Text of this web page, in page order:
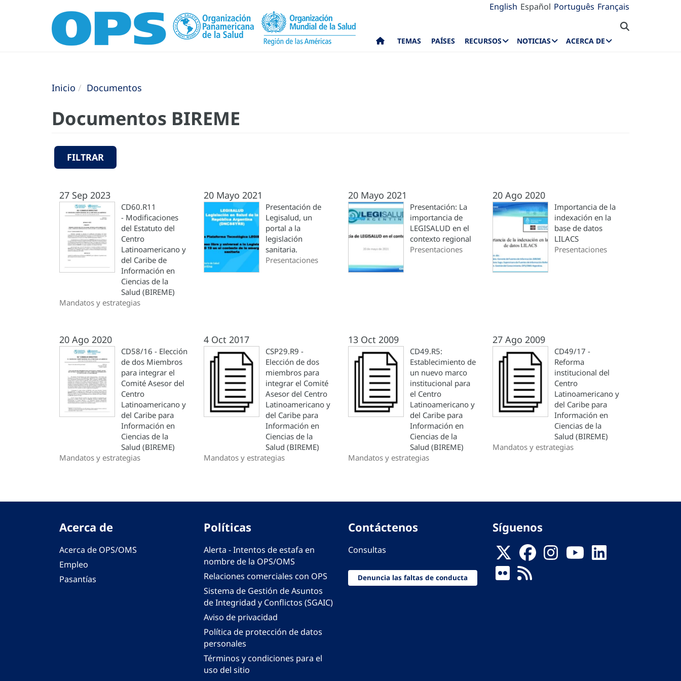
English Español Português Français
TEMAS PAÍSES RECURSOS NOTICIAS ACERCA DE
Inicio Documentos
Documentos BIREME
FILTRAR
27 Sep 2023
CD60.R11
- Modificaciones
del Estatuto del
Centro
Latinoamericano y
del Caribe de
Información en
Ciencias de la
Salud (BIREME)
Mandatos y estrategias
20 Mayo 2021
Presentación de
Legisalud, un
portal a la
legislación
sanitaria.
Presentaciones
20 Mayo 2021
Presentación: La
importancia de
LEGISALUD en el
contexto regional
Presentaciones
20 Ago 2020
Importancia de la
indexación en la
base de datos
LILACS
Presentaciones
20 Ago 2020
CD58/16 - Elección
de dos Miembros
para integrar el
Comité Asesor del
Centro
Latinoamericano y
del Caribe para
Información en
Ciencias de la
Salud (BIREME)
Mandatos y estrategias
4 Oct 2017
CSP29.R9 -
Elección de dos
miembros para
integrar el Comité
Asesor del Centro
Latinoamericano y
del Caribe para
Información en
Ciencias de la
Salud (BIREME)
Mandatos y estrategias
13 Oct 2009
CD49.R5:
Establecimiento de
un nuevo marco
institucional para
el Centro
Latinoamericano y
del Caribe para
Información en
Ciencias de la
Salud (BIREME)
Mandatos y estrategias
27 Ago 2009
CD49/17 -
Reforma
institucional del
Centro
Latinoamericano y
del Caribe para
Información en
Ciencias de la
Salud (BIREME)
Mandatos y estrategias
Acerca de
Acerca de OPS/OMS
Empleo
Pasantías
Políticas
Alerta - Intentos de estafa en
nombre de la OPS/OMS
Relaciones comerciales con OPS
Sistema de Gestión de Asuntos
de Integridad y Conflictos (SGAIC)
Aviso de privacidad
Política de protección de datos
personales
Términos y condiciones para el
uso del sitio
Contáctenos
Consultas
Denuncia las faltas de conducta
Síguenos